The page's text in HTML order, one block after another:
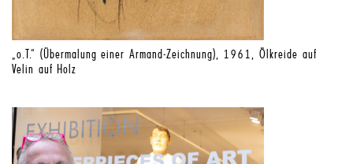
„o.T.“ (Übermalung einer Armand-Zeichnung), 1961, Ölkreide auf
Velin auf Holz